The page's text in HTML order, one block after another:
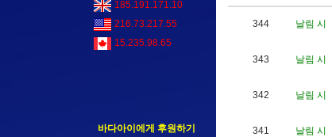
185.191.171.10
216.73.217.55
15.235.98.65
바다아이에게 후원하기
344 날림 시
343 날림 시
342 날림 시
341 날림 시